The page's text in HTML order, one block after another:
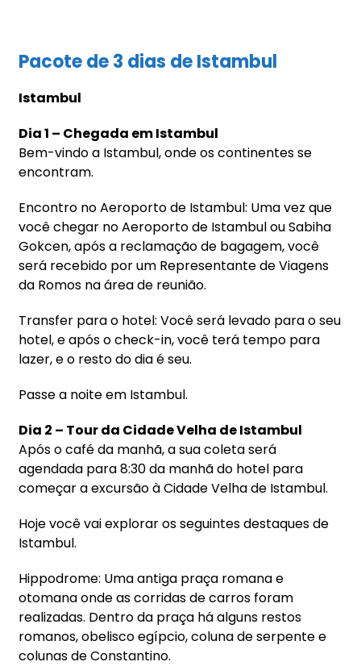
Pacote de 3 dias de Istambul
Istambul
Dia 1 – Chegada em Istambul
Bem-vindo a Istambul, onde os continentes se
encontram.
Encontro no Aeroporto de Istambul: Uma vez que
você chegar no Aeroporto de Istambul ou Sabiha
Gokcen, após a reclamação de bagagem, você
será recebido por um Representante de Viagens
da Romos na área de reunião.
Transfer para o hotel: Você será levado para o seu
hotel, e após o check-in, você terá tempo para
lazer, e o resto do dia é seu.
Passe a noite em Istambul.
Dia 2 – Tour da Cidade Velha de Istambul
Após o café da manhã, a sua coleta será
agendada para 8:30 da manhã do hotel para
começar a excursão à Cidade Velha de Istambul.
Hoje você vai explorar os seguintes destaques de
Istambul.
Hippodrome: Uma antiga praça romana e
otomana onde as corridas de carros foram
realizadas. Dentro da praça há alguns restos
romanos, obelisco egípcio, coluna de serpente e
colunas de Constantino.